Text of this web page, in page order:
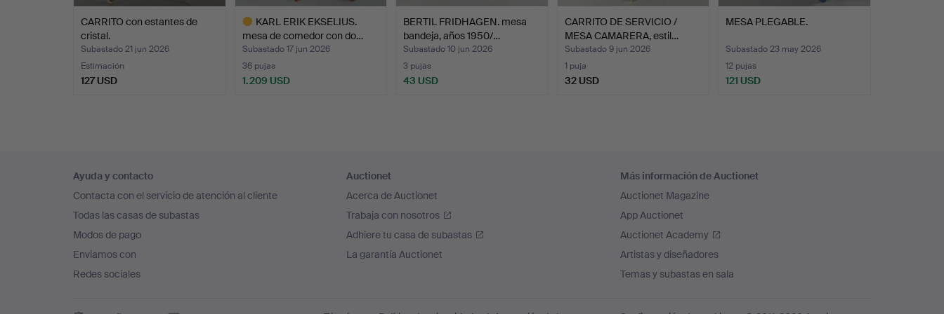
CARRITO con estantes de
cristal.
Subastado 21 jun 2026
Estimación
127 USD
KARL ERIK EKSELIUS.
mesa de comedor con do…
Subastado 17 jun 2026
36 pujas
1.209 USD
BERTIL FRIDHAGEN. mesa
bandeja, años 1950/…
Subastado 10 jun 2026
3 pujas
43 USD
CARRITO DE SERVICIO /
MESA CAMARERA, estil…
Subastado 9 jun 2026
1 puja
32 USD
MESA PLEGABLE.
Subastado 23 may 2026
12 pujas
121 USD
en
el
pie
de
página
Ayuda y contacto
Contacta con el servicio de atención al cliente
Todas las casas de subastas
Modos de pago
Enviamos con
Redes sociales
Auctionet
Acerca de Auctionet
Trabaja con nosotros
Adhiere tu casa de subastas
La garantía Auctionet
Más información de Auctionet
Auctionet Magazine
App Auctionet
Auctionet Academy
Artistas y diseñadores
Temas y subastas en sala